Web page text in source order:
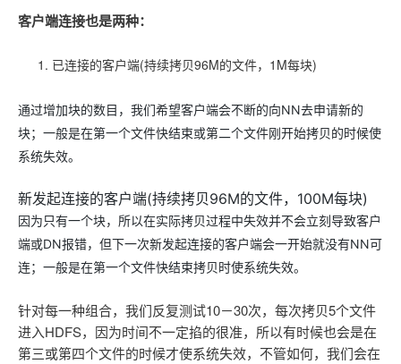
客户端连接也是两种：
已连接的客户端(持续拷贝96M的文件，1M每块)
通过增加块的数目，我们希望客户端会不断的向NN去申请新的
块；一般是在第一个文件快结束或第二个文件刚开始拷贝的时候使
系统失效。
新发起连接的客户端(持续拷贝96M的文件，100M每块)
因为只有一个块，所以在实际拷贝过程中失效并不会立刻导致客户
端或DN报错，但下一次新发起连接的客户端会一开始就没有NN可
连；一般是在第一个文件快结束拷贝时使系统失效。
针对每一种组合，我们反复测试10－30次，每次拷贝5个文件
进入HDFS，因为时间不一定掐的很准，所以有时候也会是在
第三或第四个文件的时候才使系统失效，不管如何，我们会在